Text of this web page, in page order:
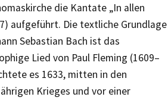
die Kantate „In allen
aufgeführt. Die textliche Grundlage
Sebastian Bach ist das
Lied von Paul Fleming (1609–
es 1633, mitten in den
Krieges und vor einer